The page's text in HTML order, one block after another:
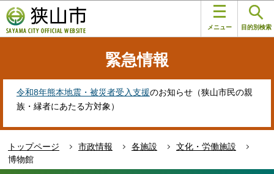
の
ペ
す
メニュー 目的別検索
緊急情報
令和8年熊本地震・被災者受入支援のお知らせ（狭山市民の親
族・縁者にあたる方対象）
トップページ 市政情報 各施設
文化・労働施設
博物館